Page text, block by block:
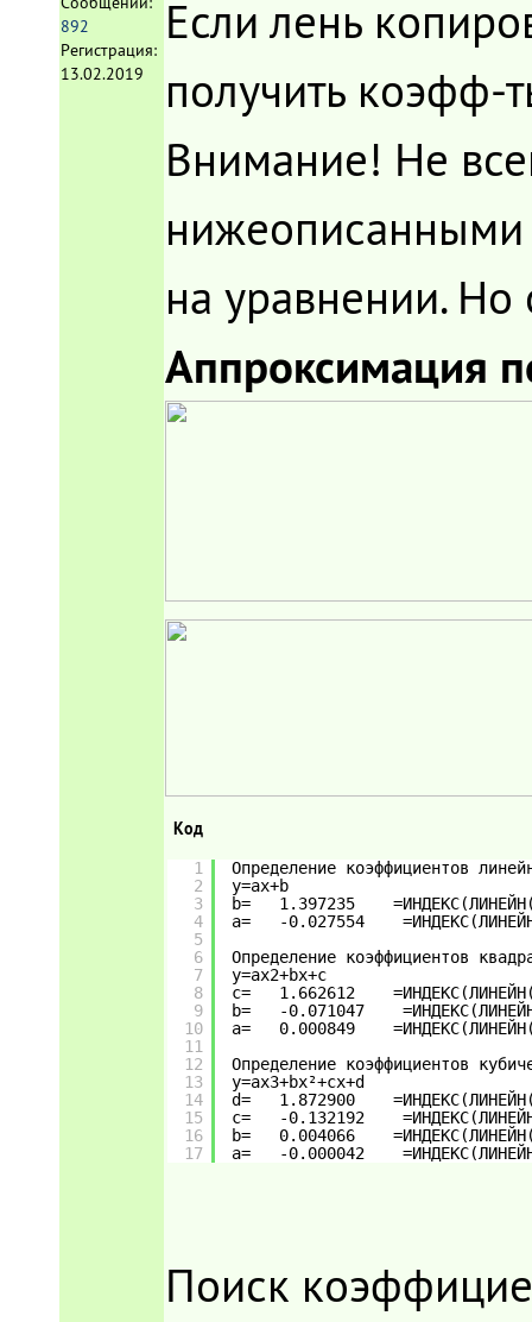
892
Регистрация:
13.02.2019
Если лень
получить коэфф-
Внимание! Не
нижеописанными
на уравнении. Но
Аппроксимация
Код
1
2
3
4
5
6
7
8
9
10
11
12
13
14
15
16
17
Определение коэффициентов
y=ax+b
b=   1.397235
a=   -0.027554
Определение коэффициентов
y=ax2+bx+c
c=   1.662612
b=   -0.071047
a=   0.000849
Определение коэффициентов
y=ax3+bx²+cx+d
d=   1.872900
c=   -0.132192
b=   0.004066
a=   -0.000042
Поиск